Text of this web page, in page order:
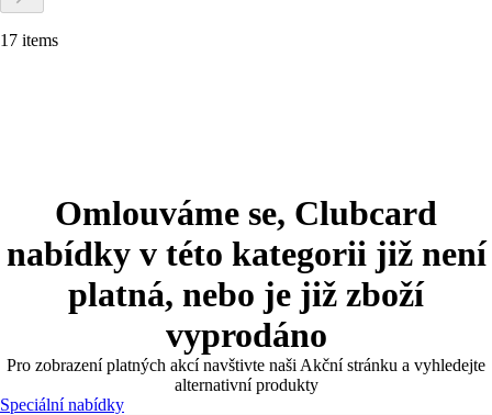
17 items
Omlouváme se, Clubcard
nabídky v této kategorii již není
platná, nebo je již zboží
vyprodáno
Pro zobrazení platných akcí navštivte naši Akční stránku a vyhledejte
alternativní produkty
Speciální nabídky